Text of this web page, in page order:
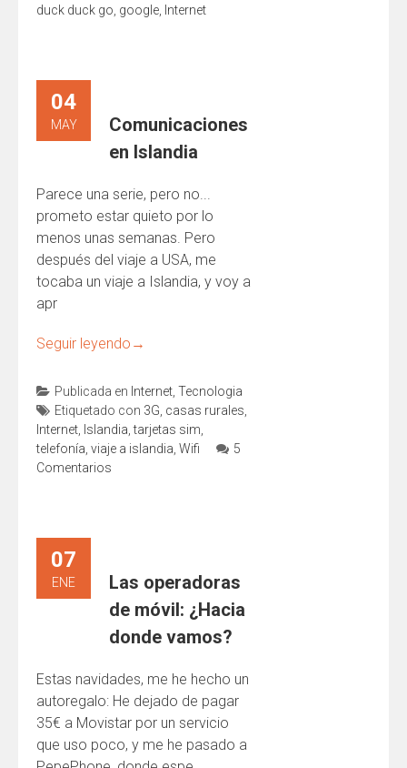
duck duck go, google, Internet
04
MAY
Comunicaciones
en Islandia
Parece una serie, pero no...
prometo estar quieto por lo
menos unas semanas. Pero
después del viaje a USA, me
tocaba un viaje a Islandia, y voy a
apr
Seguir leyendo →
Publicada en Internet, Tecnologia
Etiquetado con 3G, casas rurales,
Internet, Islandia,tarjetas sim,
telefonía, viaje a islandia, Wifi
5
Comentarios
07
ENE
Las operadoras
de móvil: ¿Hacia
donde vamos?
Estas navidades, me he hecho un
autoregalo: He dejado de pagar
35€ a Movistar por un servicio
que uso poco, y me he pasado a